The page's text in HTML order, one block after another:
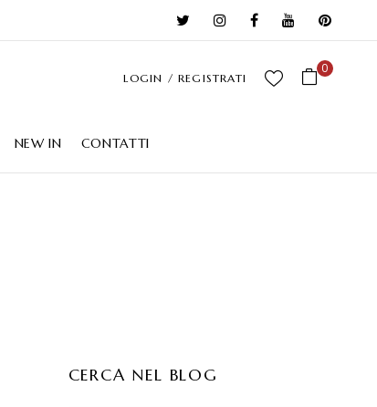
LOGIN / REGISTRATI
0
NEW IN CONTATTI
CERCA NEL BLOG